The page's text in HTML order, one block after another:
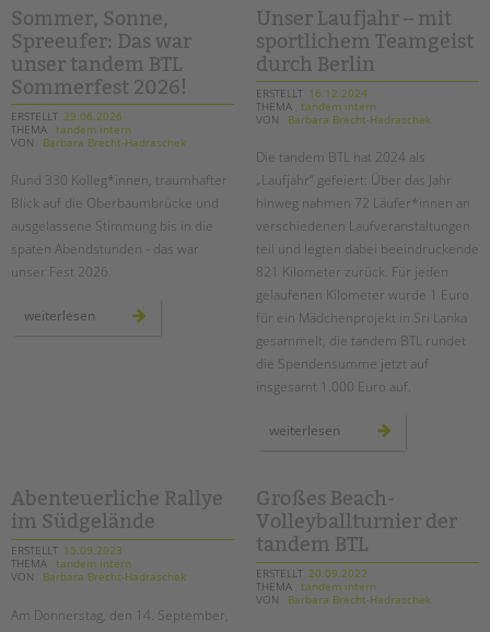
Schulbezogene Sozialarbeit
Tagesgruppen
HILFEN ZUR ERZIEHUNG
EINGLIEDERUNGSHILFE
BETREUTES WOHNEN
TANDEM BTL AKADEMIE
Zertfikatskurse
Seminarräume
Unsere Videos
Gesellschafter VdK
schoolcoach BTL
Suchen
Sommer, Sonne,
Spreeufer: Das war
unser tandem BTL
Sommerfest 2026!
ERSTELLT 29.06.2026
THEMA tandem intern
VON
Barbara Brecht-Hadraschek
Rund 330 Kolleg*innen, traumhafter
Blick auf die Oberbaumbrücke und
ausgelassene Stimmung bis in die
späten Abendstunden - das war
unser Fest 2026.
weiterlesen sommer,
Unser Laufjahr – mit
sportlichem Teamgeist
durch Berlin
ERSTELLT 16.12.2024
THEMA tandem intern
VON
Barbara Brecht-Hadraschek
Die tandem BTL hat 2024 als
„Laufjahr“ gefeiert: Über das Jahr
hinweg nahmen 72 Läufer*innen an
verschiedenen Laufveranstaltungen
teil und legten dabei beeindruckende
821 Kilometer zurück. Für jeden
gelaufenen Kilometer wurde 1 Euro
für ein Mädchenprojekt in Sri Lanka
gesammelt, die tandem BTL rundet
die Spendensumme jetzt auf
insgesamt 1.000 Euro auf.
weiterlesen
laufjahr
teamgeist
durch
berlin
Abenteuerliche Rallye
im Südgelände
ERSTELLT 15.09.2023
THEMA tandem intern
VON
Barbara Brecht-Hadraschek
Am Donnerstag, den 14. September,
Großes Beach-
Volleyballturnier der
tandem BTL
ERSTELLT 20.09.2022
THEMA tandem intern
VON
Barbara Brecht-Hadraschek